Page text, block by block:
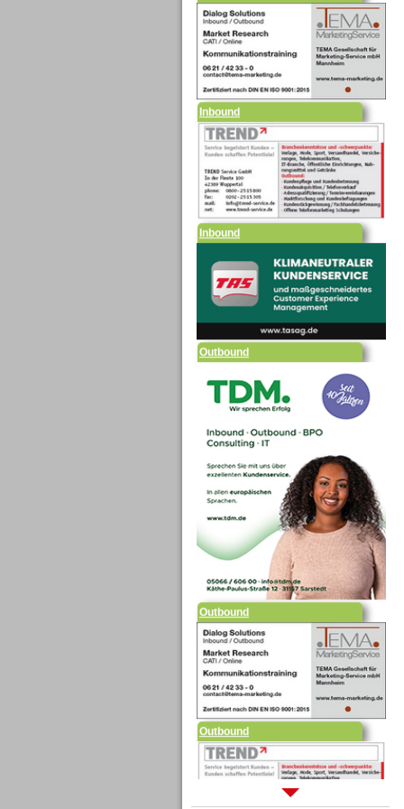
Inbound
Inbound
Outbound